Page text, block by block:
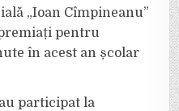
„Ioan Cîmpineanu”
pentru
în acest an școlar
participat la